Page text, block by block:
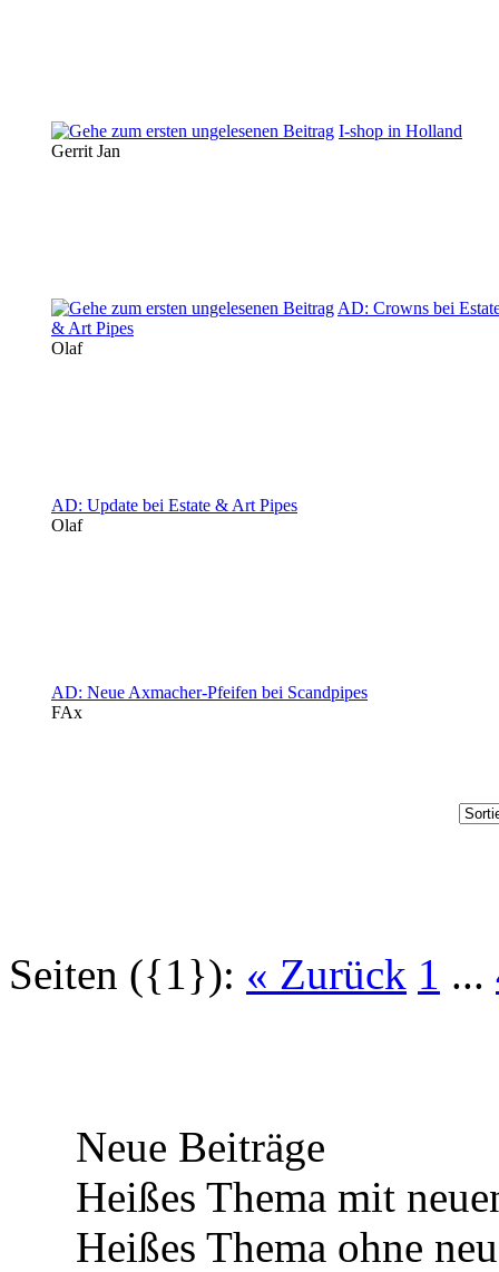
I-shop in Holland
Gerrit Jan
AD: Crowns bei
& Art Pipes
Olaf
AD: Update bei Estate & Art Pipes
Olaf
AD: Neue Axmacher-Pfeifen bei Scandpipes
FAx
Seiten ({1}): « Zurück 1 ...
Neue Beiträge
Heißes Thema mit
Heißes Thema ohne